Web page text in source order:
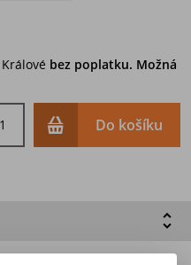
bez poplatku. Možná
Do košíku